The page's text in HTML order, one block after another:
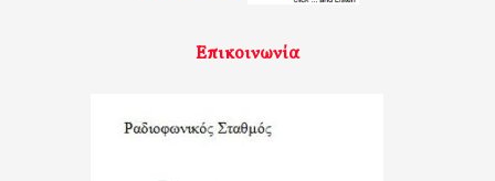
Επικοινωνία